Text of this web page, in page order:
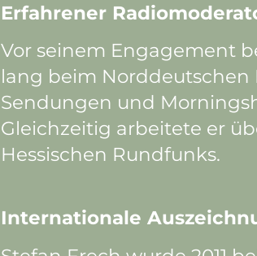
Erfahrener
Vor seinem Engagement
lang beim Norddeutschen
Sendungen und
Gleichzeitig arbeitete er
Hessischen Rundfunks.
Internationale